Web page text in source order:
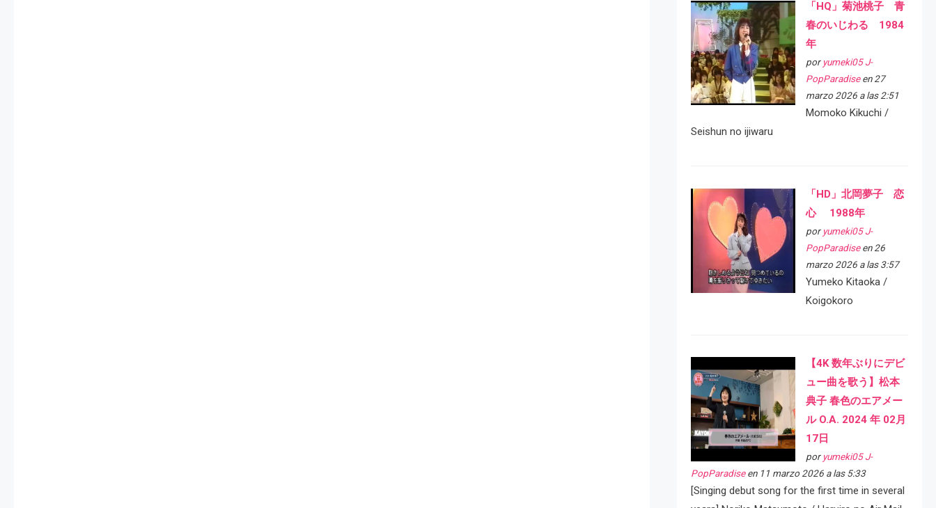
「HQ」菊池桃子 青
春のいじわる 1984
年
por yumeki05 J-
PopParadiseen 27
marzo 2026 a las 2:51
Momoko Kikuchi /
Seishun no ijiwaru
「HD」北岡夢子 恋
心 1988年
por yumeki05 J-
PopParadiseen 26
marzo 2026 a las 3:57
Yumeko Kitaoka /
Koigokoro
【4K 数年ぶりにデビ
ュー曲を歌う】松本
典子 春色のエアメー
ル O.A. 2024 年 02月
17日
por yumeki05 J-
PopParadiseen 11 marzo 2026 a las 5:33
[Singing debut song for the first time in several